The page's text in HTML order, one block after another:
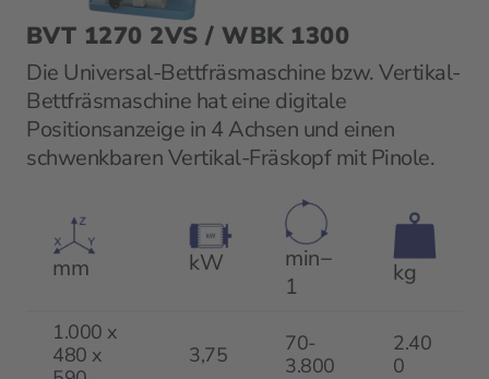
BVT 1270 2VS / WBK 1300
Die Universal-Bettfräsmaschine bzw. Vertikal-
Bettfräsmaschine hat eine digitale
Positionsanzeige in 4 Achsen und einen
schwenkbaren Vertikal-Fräskopf mit Pinole.
mm kW
min−
1
kg
1.000 x
480 x
3,75
70-
3.800
2.40
0